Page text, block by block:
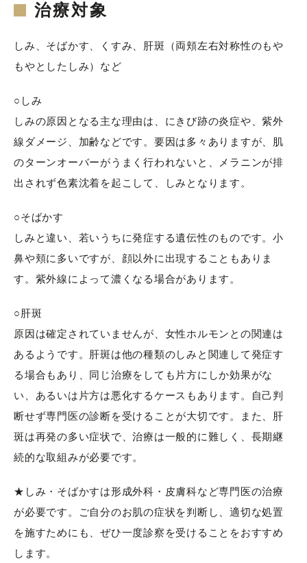
治療対象
しみ、そばかす、くすみ、肝斑（両頬左右対称性のもや
もやとしたしみ）など
○しみ
しみの原因となる主な理由は、にきび跡の炎症や、紫外
線ダメージ、加齢などです。要因は多々ありますが、肌
のターンオーバーがうまく行われないと、メラニンが排
出されず色素沈着を起こして、しみとなります。
○そばかす
しみと違い、若いうちに発症する遺伝性のものです。小
鼻や頬に多いですが、顔以外に出現することもありま
す。紫外線によって濃くなる場合があります。
○肝斑
原因は確定されていませんが、女性ホルモンとの関連は
あるようです。肝斑は他の種類のしみと関連して発症す
る場合もあり、同じ治療をしても片方にしか効果がな
い、あるいは片方は悪化するケースもあります。自己判
断せず専門医の診断を受けることが大切です。また、肝
斑は再発の多い症状で、治療は一般的に難しく、長期継
続的な取組みが必要です。
★しみ・そばかすは形成外科・皮膚科など専門医の治療
が必要です。ご自分のお肌の症状を判断し、適切な処置
を施すためにも、ぜひ一度診察を受けることをおすすめ
します。